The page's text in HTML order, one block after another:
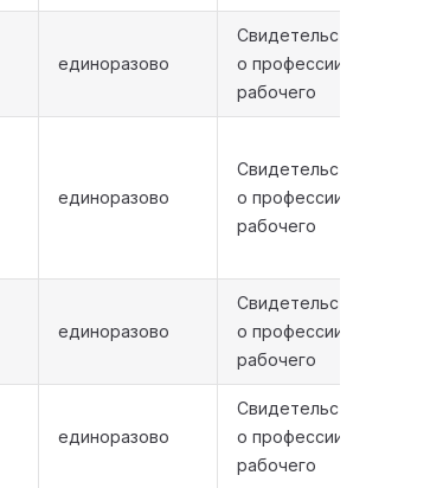
единоразово
Свидетельство
о профессии
рабочего
единоразово
Свидетельство
о профессии
рабочего
единоразово
Свидетельство
о профессии
рабочего
единоразово
Свидетельство
о профессии
рабочего